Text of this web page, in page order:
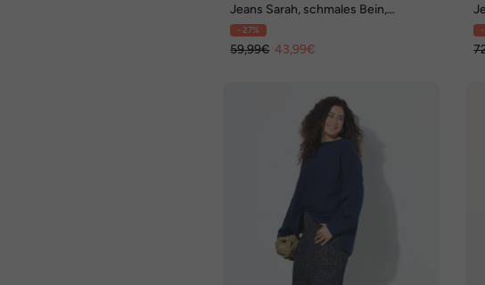
Jeans Sarah, schmales Bein,
Komfortbund
- 27%
59,99€ 43,99€